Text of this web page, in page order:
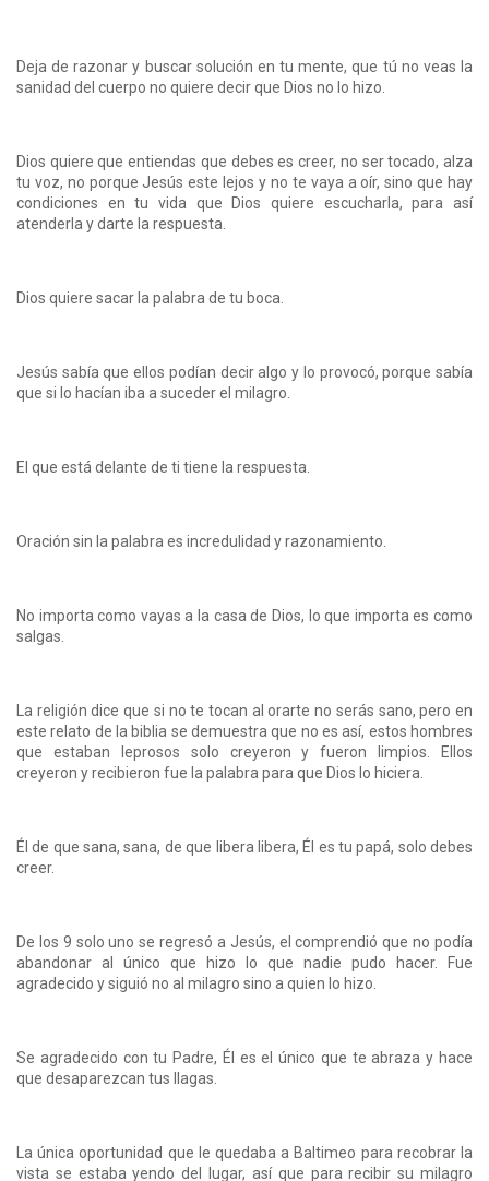
Deja de razonar y buscar solución en tu mente, que tú no veas la
sanidad del cuerpo no quiere decir que Dios no lo hizo.
Dios quiere que entiendas que debes es creer, no ser tocado, alza
tu voz, no porque Jesús este lejos y no te vaya a oír, sino que hay
condiciones en tu vida que Dios quiere escucharla, para así
atenderla y darte la respuesta.
Dios quiere sacar la palabra de tu boca.
Jesús sabía que ellos podían decir algo y lo provocó, porque sabía
que si lo hacían iba a suceder el milagro.
El que está delante de ti tiene la respuesta.
Oración sin la palabra es incredulidad y razonamiento.
No importa como vayas a la casa de Dios, lo que importa es como
salgas.
La religión dice que si no te tocan al orarte no serás sano, pero en
este relato de la biblia se demuestra que no es así, estos hombres
que estaban leprosos solo creyeron y fueron limpios. Ellos
creyeron y recibieron fue la palabra para que Dios lo hiciera.
Él de que sana, sana, de que libera libera, Él es tu papá, solo debes
creer.
De los 9 solo uno se regresó a Jesús, el comprendió que no podía
abandonar al único que hizo lo que nadie pudo hacer. Fue
agradecido y siguió no al milagro sino a quien lo hizo.
Se agradecido con tu Padre, Él es el único que te abraza y hace
que desaparezcan tus llagas.
La única oportunidad que le quedaba a Baltimeo para recobrar la
vista se estaba yendo del lugar, así que para recibir su milagro